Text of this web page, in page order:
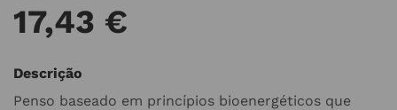
17,43 €
Descrição
Penso baseado em princípios bioenergéticos que